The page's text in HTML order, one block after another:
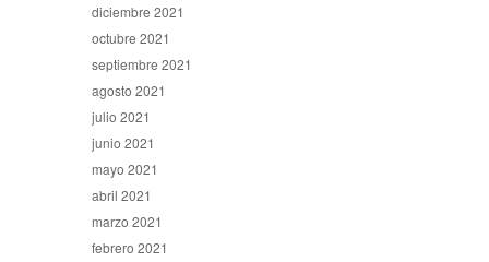
diciembre 2021
octubre 2021
septiembre 2021
agosto 2021
julio 2021
junio 2021
mayo 2021
abril 2021
marzo 2021
febrero 2021